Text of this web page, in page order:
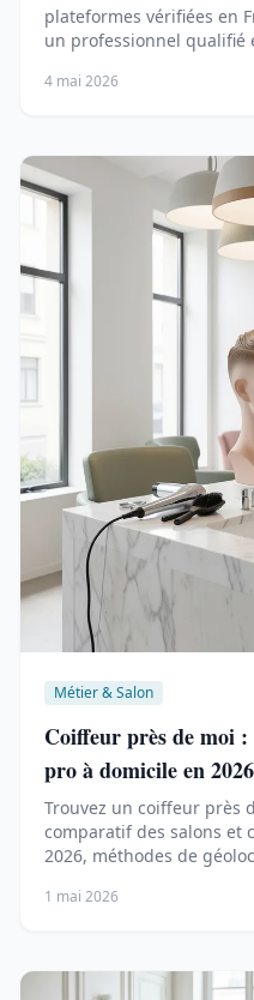
plateformes vérifiées en
un professionnel qualifié
4 mai 2026
Métier & Salon
Coiffeur près de moi
pro à domicile en 2026
Trouvez un coiffeur près
comparatif des salons et
2026, méthodes de
1 mai 2026